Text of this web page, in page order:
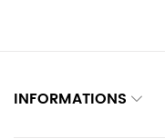
INFORMATIONS